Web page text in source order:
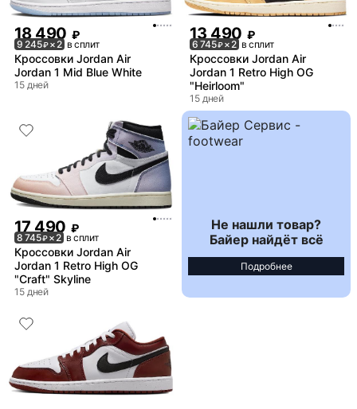
18 490 ₽
9 245₽× 2 в сплит
Кроссовки Jordan Air
Jordan 1 Mid Blue White
15 дней
13 490 ₽
6 745₽× 2 в сплит
Кроссовки Jordan Air
Jordan 1 Retro High OG
"Heirloom"
15 дней
17 490 ₽
8 745₽× 2 в сплит
Кроссовки Jordan Air
Jordan 1 Retro High OG
"Craft" Skyline
15 дней
Не нашли товар?
Байер найдёт всё
Подробнее